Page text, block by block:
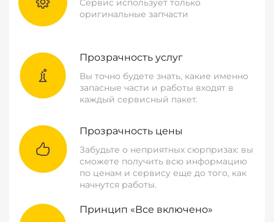
Сервис использует только
оригинальные запчасти
Прозрачность услуг
Вы точно будете знать, какие именно
запасные части и работы входят в
каждый сервисный пакет.
Прозрачность цены
Забудьте о неприятных сюрпризах: вы
сможете получить всю информацию
по ценам и сервису еще до того, как
начнутся работы.
Принцип «Все включено»